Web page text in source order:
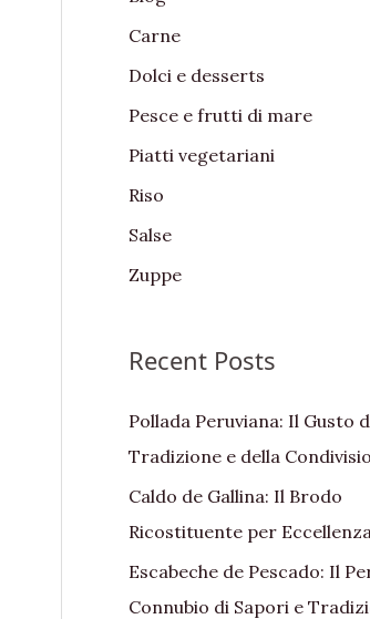
f
o
r
:
Carne
Dolci e desserts
Pesce e frutti di mare
Piatti vegetariani
Riso
Salse
Zuppe
Recent Posts
Pollada Peruviana: Il Gusto
Tradizione e della
Caldo de Gallina: Il Brodo
Ricostituente per Eccellenza
Escabeche de Pescado: Il
Connubio di Sapori e